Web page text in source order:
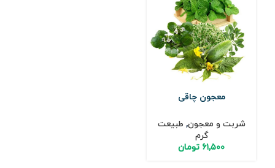
معجون چاقی
شربت و معجون, طبیعت
گرم
۶۱,۵۰۰ تومان